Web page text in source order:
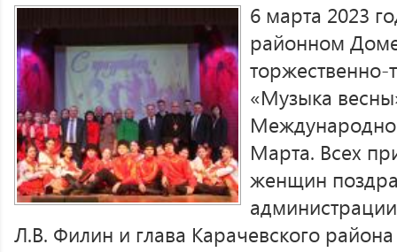
6 марта 2023
районном
торжественно-
«Музыка
Марта. Всех
женщин
Л.В. Филин и глава Карачевского